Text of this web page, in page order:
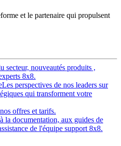
et le partenaire qui propulsent
secteur, nouveautés produits ,
8x8.
Les perspectives de nos leaders sur
qui transforment votre
offres et tarifs.
la documentation, aux guides de
de l'équipe support 8x8.